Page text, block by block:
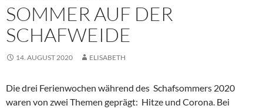
SOMMER AUF DER
SCHAFWEIDE
14. AUGUST 2020 ELISABETH
Die drei Ferienwochen während des Schafsommers 2020
waren von zwei Themen geprägt: Hitze und Corona. Bei